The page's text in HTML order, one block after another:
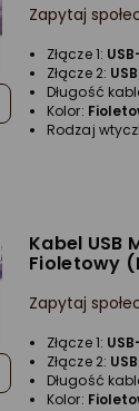
Zapytaj
Złącze 1:
Złącze 2:
Długość
Kolor:
Rodzaj
Kabel USB
Fioletowy
Zapytaj
Złącze 1:
Złącze 2:
Długość
Kolor: